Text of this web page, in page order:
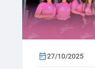
27/10/2025